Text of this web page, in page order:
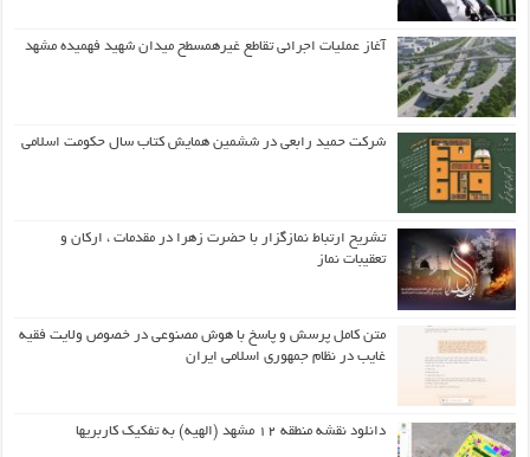
آغاز عملیات اجرائی تقاطع غیرهمسطح میدان شهید فهمیده مشهد
شرکت حمید رابعی در ششمین همایش کتاب سال حکومت اسلامی
تشریح ارتباط نمازگزار با حضرت زهرا در مقدمات ، ارکان و
تعقیبات نماز
متن کامل پرسش و پاسخ با هوش مصنوعی در خصوص ولایت فقیه
غایب در نظام جمهوری اسلامی ایران
دانلود نقشه منطقه ۱۲ مشهد (الهیه) به تفکیک کاربریها